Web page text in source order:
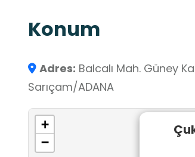
Konum
Adres: Balcalı Mah. Güney
Sarıçam/ADANA
+
−